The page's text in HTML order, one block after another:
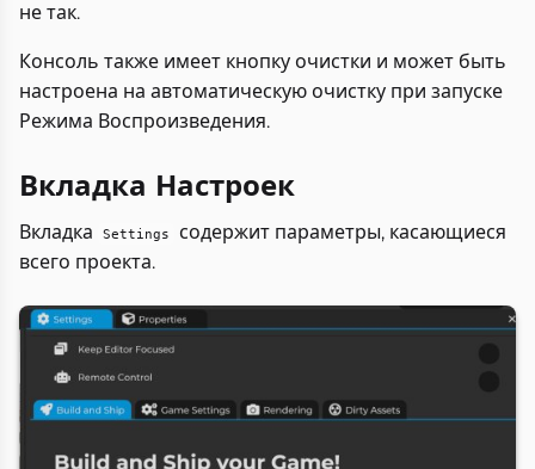
не так.
Консоль также имеет кнопку очистки и может быть
настроена на автоматическую очистку при запуске
Режима Воспроизведения.
Вкладка Настроек
Вкладка Settings
содержит параметры, касающиеся
всего проекта.